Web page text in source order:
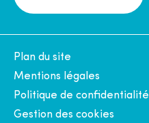
Plan du site
Mentions légales
Politique de confidentialité
Gestion des cookies